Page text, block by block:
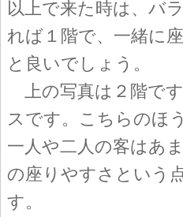
以上で来た時は、バ
れば１階で、一緒に
と良いでしょう。
上の写真は２階で
スです。こちらのほ
一人や二人の客はあ
の座りやすさという
す。